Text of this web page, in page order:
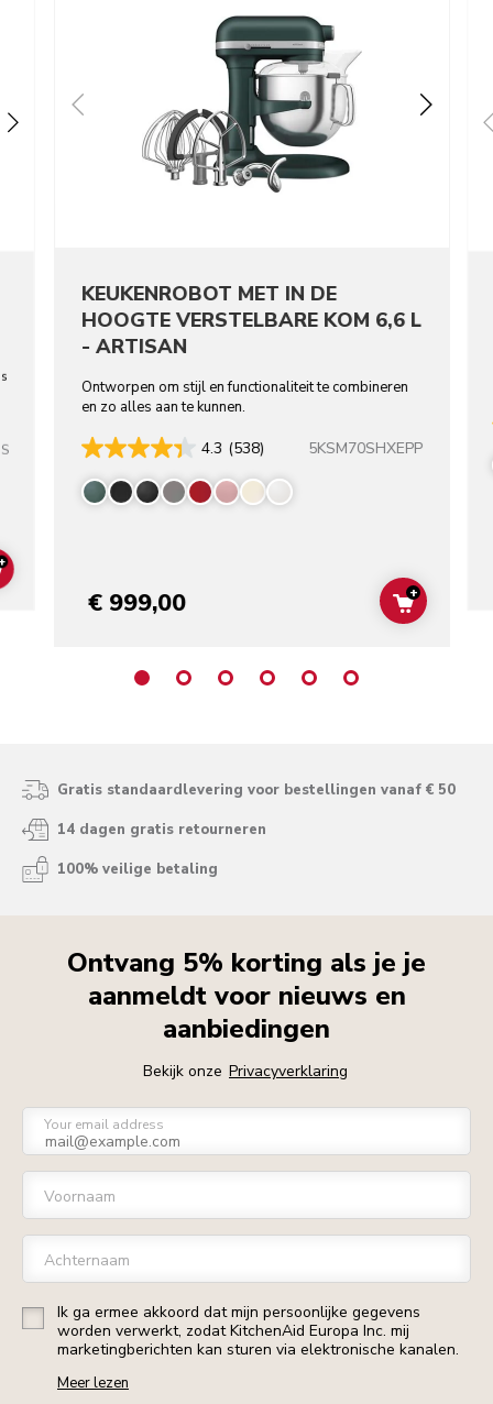
ADD TO CART
KEUKEN­ROBOT MET IN DE
HOOGTE VERSTELBARE KOM 6,6 L
- ARTISAN
Ontworpen om stijl en functionaliteit te combineren
en zo alles aan te kunnen.
4.3 (538) 5KSM70SHXEPP
€ 999,00 ADD TO
+
Gratis standaardlevering voor bestellingen vanaf € 50
14 dagen gratis retourneren
100% veilige betaling
Ontvang 5% korting als je je
aanmeldt voor nieuws en
aanbiedingen
Bekijk onze Privacyverklaring
Your email address
Voornaam
Achternaam
Ik ga ermee akkoord dat mijn persoonlijke gegevens
worden verwerkt, zodat KitchenAid Europa Inc. mij
marketingberichten kan sturen via elektronische kanalen.
Meer lezen